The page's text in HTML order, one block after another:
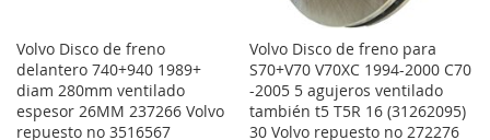
Volvo Disco de freno
delantero 740+940 1989+
diam 280mm ventilado
espesor 26MM 237266 Volvo
repuesto no 3516567
Volvo Disco de freno para
S70+V70 V70XC 1994-2000 C70
-2005 5 agujeros ventilado
también t5 T5R 16 (31262095)
30 Volvo repuesto no 272276